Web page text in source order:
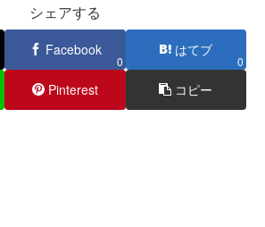
シェアする
Facebook
0
はてブ
0
Pinterest コピー